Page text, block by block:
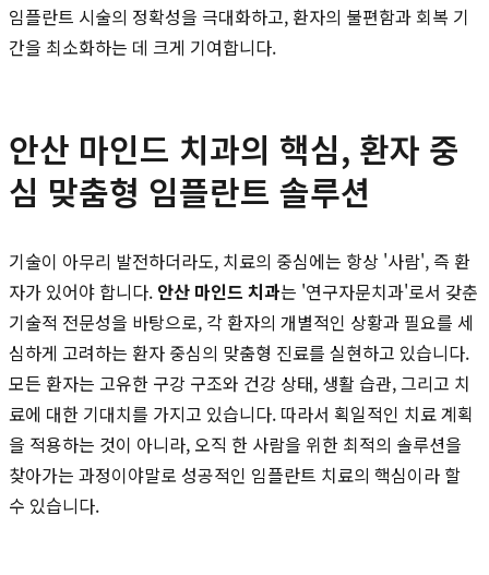
임플란트 시술의 정확성을 극대화하고, 환자의 불편함과 회복 기
간을 최소화하는 데 크게 기여합니다.
안산 마인드 치과의 핵심, 환자 중
심 맞춤형 임플란트 솔루션
기술이 아무리 발전하더라도, 치료의 중심에는 항상 '사람', 즉 환
자가 있어야 합니다. 안산 마인드 치과는 '연구자문치과'로서 갖춘
기술적 전문성을 바탕으로, 각 환자의 개별적인 상황과 필요를 세
심하게 고려하는 환자 중심의 맞춤형 진료를 실현하고 있습니다.
모든 환자는 고유한 구강 구조와 건강 상태, 생활 습관, 그리고 치
료에 대한 기대치를 가지고 있습니다. 따라서 획일적인 치료 계획
을 적용하는 것이 아니라, 오직 한 사람을 위한 최적의 솔루션을
찾아가는 과정이야말로 성공적인 임플란트 치료의 핵심이라 할
수 있습니다.